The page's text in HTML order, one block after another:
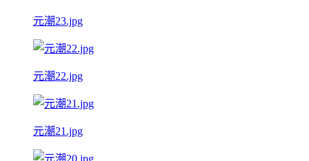
元潮23.jpg
元潮22.jpg
元潮21.jpg